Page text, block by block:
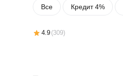
Все Кредит 4%
4.9 (309)